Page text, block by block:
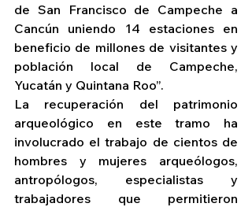
de San Francisco de Campeche a
Cancún uniendo 14 estaciones en
beneficio de millones de visitantes y
población local de Campeche,
Yucatán y Quintana Roo”.
La recuperación del patrimonio
arqueológico en este tramo ha
involucrado el trabajo de cientos de
hombres y mujeres arqueólogos,
antropólogos, especialistas y
trabajadores que permitieron